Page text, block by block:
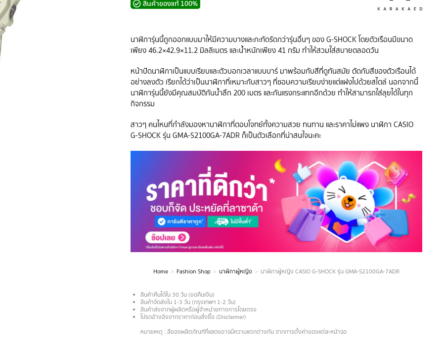
สินค้าของแท้ 100%
นาฬิการุ่นนี้ถูกออกแบบมาให้มีความบางและกะทัดรัดกว่ารุ่นอื่นๆ ของ G-SHOCK โดยตัวเรือนมีขนาด
เพียง 46.2×42.9×11.2 มิลลิเมตร และน้ำหนักเพียง 41 กรัม ทำให้สวมใส่สบายตลอดวัน
หน้าปัดนาฬิกาเป็นแบบเรียบและตัวบอกเวลาแบบบาร์ มาพร้อมกับสีที่ดูทันสมัย ตัดกับสีของตัวเรือนได้
อย่างลงตัว เรียกได้ว่าเป็นนาฬิกาที่เหมาะกับสาวๆ ที่ชอบความเรียบง่ายแต่แฝงไปด้วยสไตล์ นอกจากนี้
นาฬิการุ่นนี้ยังมีคุณสมบัติกันน้ำลึก 200 เมตร และกันแรงกระแทกอีกด้วย ทำให้สามารถใส่ลุยได้ในทุก
กิจกรรม
สาวๆ คนไหนที่กำลังมองหานาฬิกาที่ตอบโจทย์ทั้งความสวย ทนทาน และราคาไม่แพง นาฬิกา CASIO
G-SHOCK รุ่น GMA-S2100GA-7ADR ก็เป็นตัวเลือกที่น่าสนใจนะคะ
You are here:
Home Fashion Shop นาฬิกาผู้หญิง นาฬิกาผู้หญิง CASIO G-SHOCK รุ่น GMA-S2100GA-7ADR
สินค้าคืนได้ใน 30 วัน (ขอคืนเงิน)
สินค้าจัดส่งใน 1-3 วัน (กรุงเทพฯ 1-2 วัน)
สินค้าส่งจากผู้ผลิตหรือผู้จำหน่ายทางการโดยตรง
โปรดอ้างอิงจากราคาก่อนสั่งซื้อ (Disclaimer)
หมายเหตุ : สีของผลิตภัณฑ์ที่แสดงอาจมีความแตกต่างกัน จากการตั้งค่าของแต่ละหน้าจอ